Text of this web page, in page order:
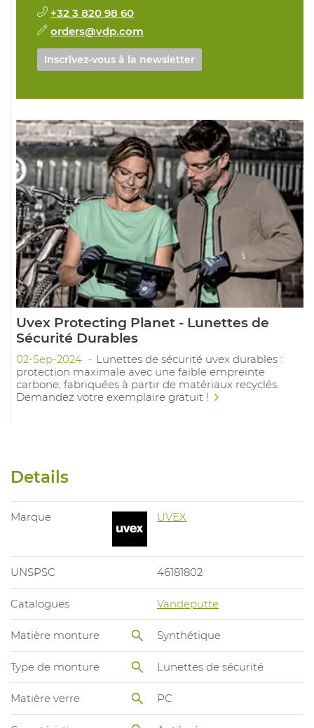
+32 3 820 98 60
orders@vdp.com
Inscrivez-vous à la newsletter
Uvex Protecting Planet - Lunettes de
Sécurité Durables
02-Sep-2024
Lunettes de sécurité uvex durables :
protection maximale avec une faible empreinte
carbone, fabriquées à partir de matériaux recyclés.
Demandez votre exemplaire gratuit !
Details
Marque UVEX
UNSPSC 46181802
Catalogues Vandeputte
Matière monture Synthétique
Type de monture Lunettes de sécurité
Matière verre PC